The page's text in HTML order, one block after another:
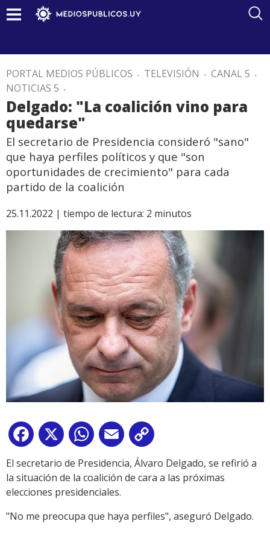
PORTAL MEDIOS PÚBLICOS . TELEVISIÓN . CANAL 5 .
NOTICIAS 5 .
Delgado: "La coalición vino para
quedarse"
El secretario de Presidencia consideró "sano"
que haya perfiles políticos y que "son
oportunidades de crecimiento" para cada
partido de la coalición
25.11.2022 | tiempo de lectura: 2 minutos
Facebook
X WhatsApp
Email
Link
El secretario de Presidencia, Álvaro Delgado, se refirió a
la situación de la coalición de cara a las próximas
elecciones presidenciales.
"No me preocupa que haya perfiles", aseguró Delgado.